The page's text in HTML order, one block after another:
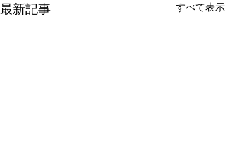
最新記事 すべて表示